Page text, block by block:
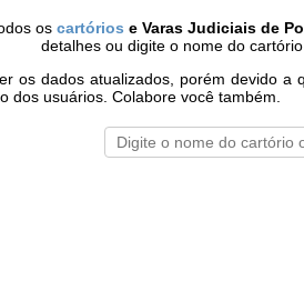
oscartórios e Varas Judiciais de
detalhes ou digite o nome do
os dados atualizados, porém devido
dos usuários. Colabore você também.